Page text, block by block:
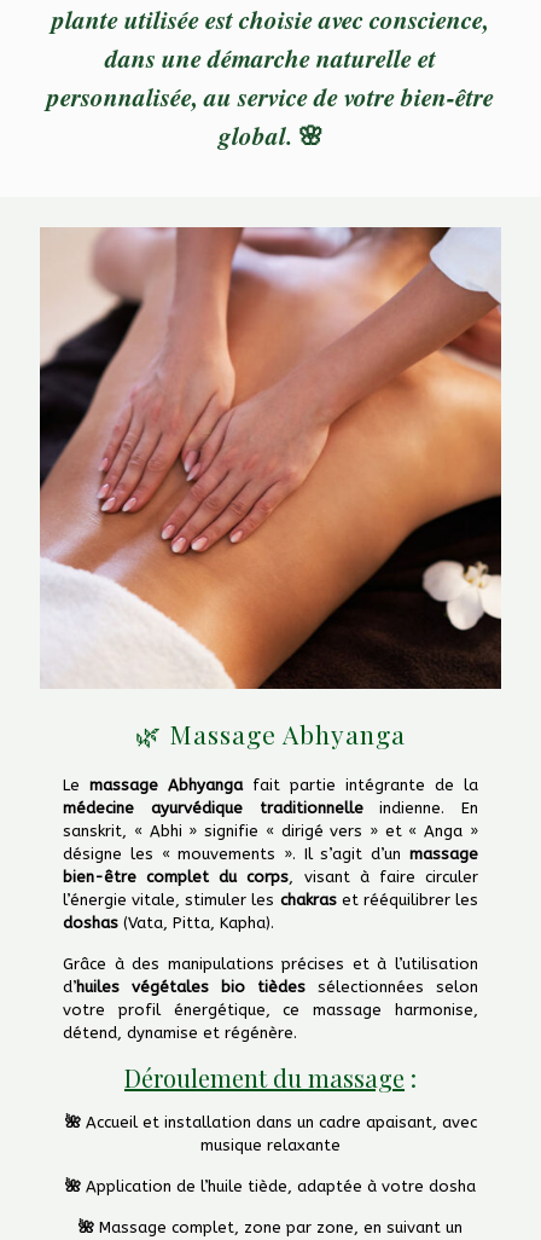
plante utilisée est choisie avec conscience,
dans une démarche naturelle et
personnalisée, au service de votre bien-être
global. 🌸
🌿 Massage Abhyanga
Lemassage Abhyangafait partie intégrante de la
médecine ayurvédique traditionnelleindienne. En
sanskrit, « Abhi » signifie « dirigé vers » et « Anga »
désigne les « mouvements ». Il s’agit d’un massage
bien-être complet du corps, visant à faire circuler
l’énergie vitale, stimuler les chakraset rééquilibrer les
doshas (Vata, Pitta, Kapha).
Grâce à des manipulations précises et à l’utilisation
d’huiles végétales bio tièdessélectionnées selon
votre profil énergétique, ce massage harmonise,
détend, dynamise et régénère.
Déroulement du massage :
🌺 Accueil et installation dans un cadre apaisant, avec
musique relaxante
🌺 Application de l’huile tiède, adaptée à votre dosha
🌺 Massage complet, zone par zone, en suivant un